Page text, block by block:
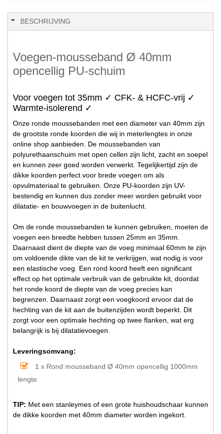
BESCHRIJVING
Voegen-mousseband Ø 40mm
opencellig PU-schuim
Voor voegen tot 35mm ✓ CFK- & HCFC-vrij ✓
Warmte-isolerend ✓
Onze ronde moussebanden met een diameter van 40mm zijn
de grootste ronde koorden die wij in meterlengtes in onze
online shop aanbieden. De moussebanden van
polyurethaanschuim met open cellen zijn licht, zacht en soepel
en kunnen zeer goed worden verwerkt. Tegelijkertijd zijn de
dikke koorden perfect voor brede voegen om als
opvulmateriaal te gebruiken. Onze PU-koorden zijn UV-
bestendig en kunnen dus zonder meer worden gebruikt voor
dilatatie- en bouwvoegen in de buitenlucht.
Om de ronde moussebanden te kunnen gebruiken, moeten de
voegen een breedte hebben tussen 25mm en 35mm.
Daarnaast dient de diepte van de voeg minimaal 60mm te zijn
om voldoende dikte van de kit te verkrijgen, wat nodig is voor
een elastische voeg. Een rond koord heeft een significant
effect op het optimale verbruik van de gebruikte kit, doordat
het ronde koord de diepte van de voeg precies kan
begrenzen. Daarnaast zorgt een voegkoord ervoor dat de
hechting van de kit aan de buitenzijden wordt beperkt. Dit
zorgt voor een optimale hechting op twee flanken, wat erg
belangrijk is bij dilatatievoegen.
Leveringsomvang:
1 x Rond mousseband Ø 40mm opencellig 1000mm
lengte
TIP: Met een stanleymes of een grote huishoudschaar kunnen
de dikke koorden met 40mm diameter worden ingekort.